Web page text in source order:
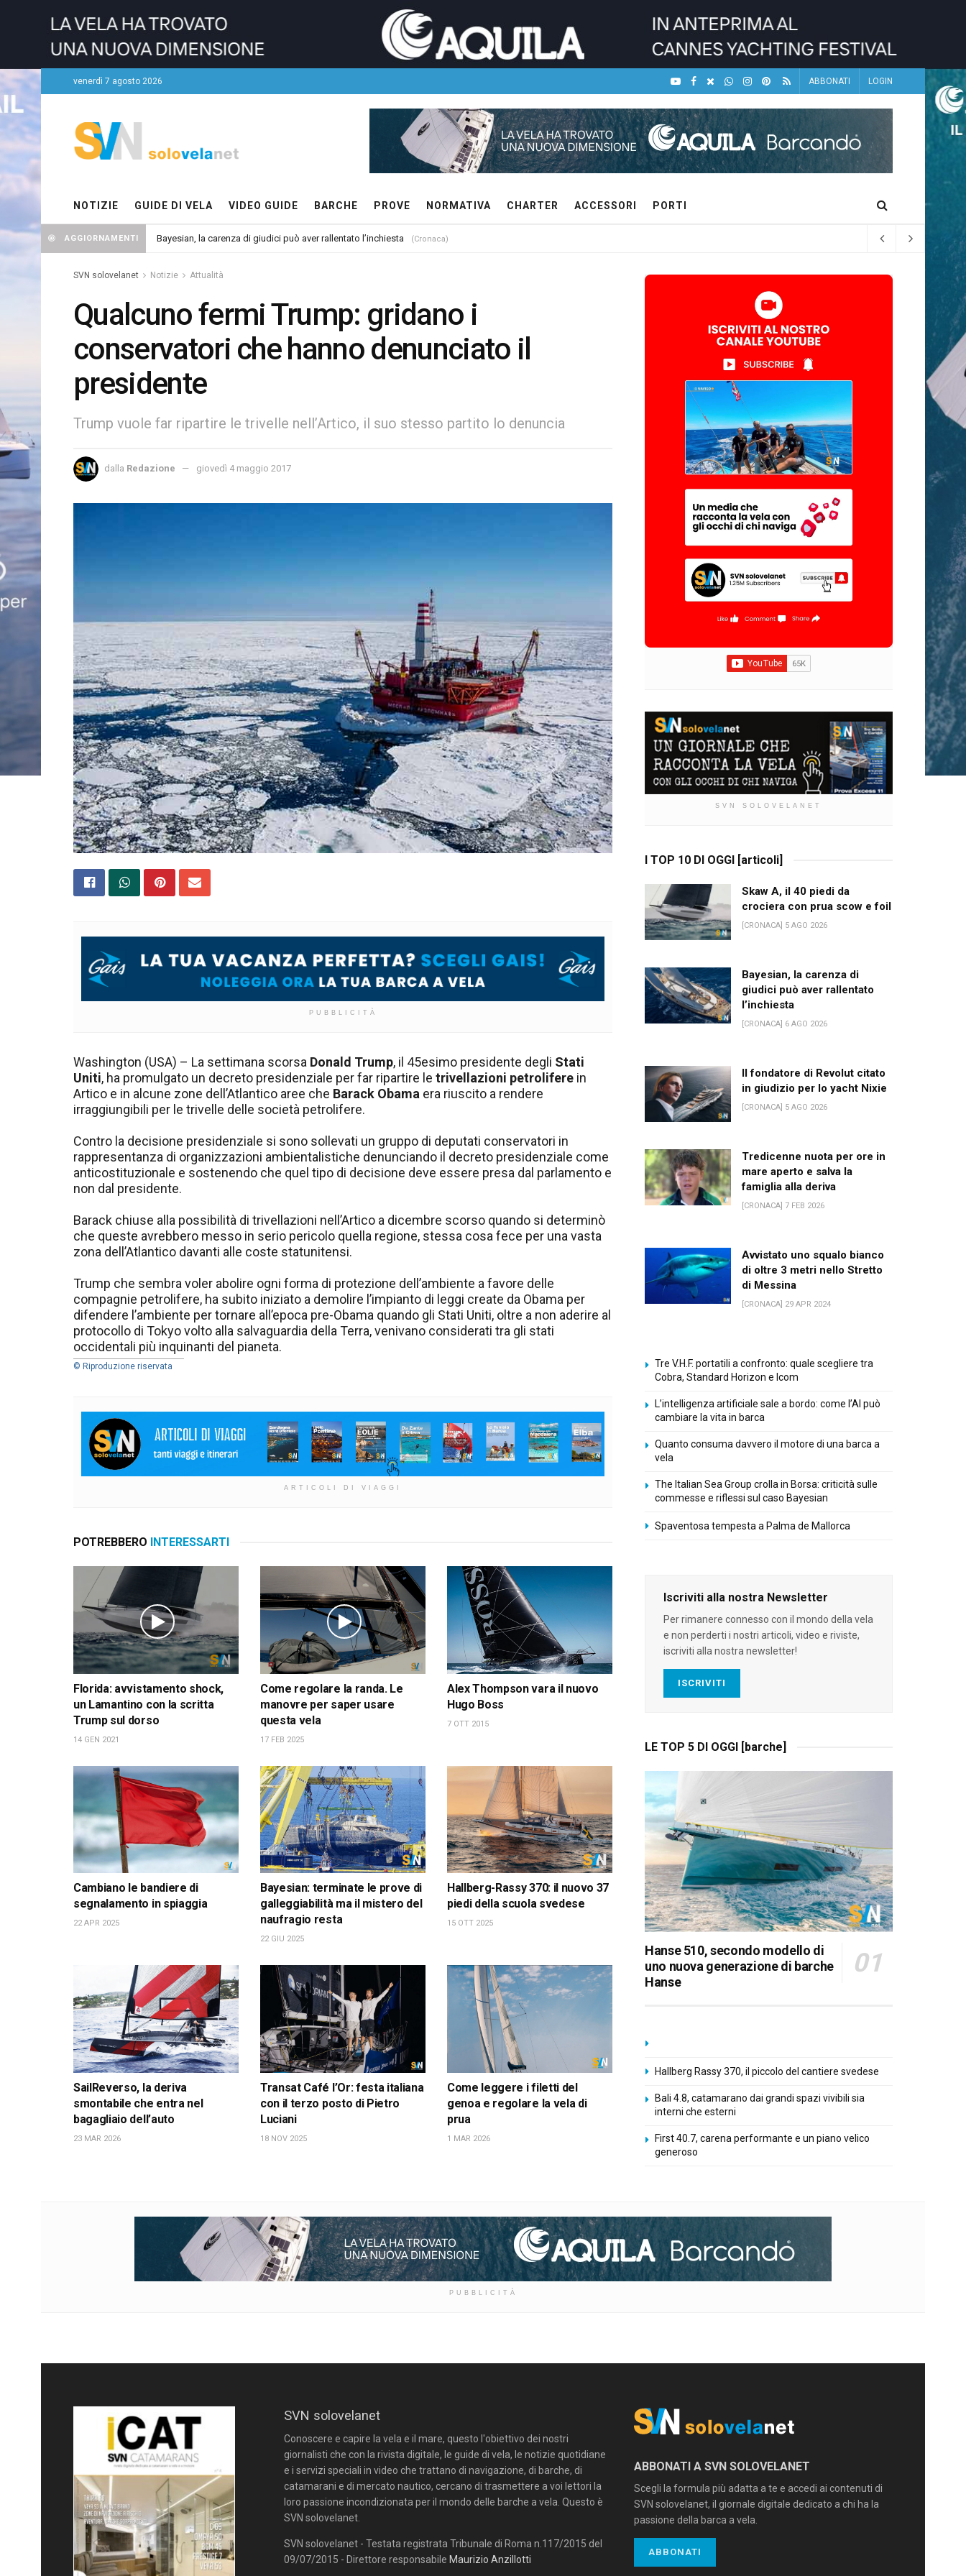
venerdì 7 agosto 2026 ABBONATI LOGIN
NOTIZIE GUIDE DI VELA VIDEO GUIDE BARCHE PROVE NORMATIVA CHARTER ACCESSORI PORTI
AGGIORNAMENTI Bayesian, la carenza di giudici può aver rallentato l’inchiesta (Cronaca)
SVN solovelanet Notizie Attualità
Qualcuno fermi Trump: gridano i
conservatori che hanno denunciato il
presidente
Trump vuole far ripartire le trivelle nell’Artico, il suo stesso partito lo denuncia
dalla Redazione giovedì 4 maggio 2017
PUBBLICITÀ
Washington (USA) – La settimana scorsa Donald Trump, il 45esimo presidente degli Stati
Uniti, ha promulgato un decreto presidenziale per far ripartire le trivellazioni petrolifere in
Artico e in alcune zone dell’Atlantico aree che Barack Obama era riuscito a rendere
irraggiungibili per le trivelle delle società petrolifere.
Contro la decisione presidenziale si sono sollevati un gruppo di deputati conservatori in
rappresentanza di organizzazioni ambientalistiche denunciando il decreto presidenziale come
anticostituzionale e sostenendo che quel tipo di decisione deve essere presa dal parlamento e
non dal presidente.
Barack chiuse alla possibilità di trivellazioni nell’Artico a dicembre scorso quando si determinò
che queste avrebbero messo in serio pericolo quella regione, stessa cosa fece per una vasta
zona dell’Atlantico davanti alle coste statunitensi.
Trump che sembra voler abolire ogni forma di protezione dell’ambiente a favore delle
compagnie petrolifere, ha subito iniziato a demolire l’impianto di leggi create da Obama per
difendere l’ambiente per tornare all’epoca pre-Obama quando gli Stati Uniti, oltre a non aderire al
protocollo di Tokyo volto alla salvaguardia della Terra, venivano considerati tra gli stati
occidentali più inquinanti del pianeta.
© Riproduzione riservata
ARTICOLI DI VIAGGI
POTREBBERO INTERESSARTI
Florida: avvistamento shock,
un Lamantino con la scritta
Trump sul dorso
14 GEN 2021
Come regolare la randa. Le
manovre per saper usare
questa vela
17 FEB 2025
Alex Thompson vara il nuovo
Hugo Boss
7 OTT 2015
Cambiano le bandiere di
segnalamento in spiaggia
22 APR 2025
Bayesian: terminate le prove di
galleggiabilità ma il mistero del
naufragio resta
22 GIU 2025
Hallberg-Rassy 370: il nuovo 37
piedi della scuola svedese
15 OTT 2025
SailReverso, la deriva
smontabile che entra nel
bagagliaio dell’auto
23 MAR 2026
Transat Café l’Or: festa italiana
con il terzo posto di Pietro
Luciani
18 NOV 2025
Come leggere i filetti del
genoa e regolare la vela di
prua
1 MAR 2026
SVN SOLOVELANET
I TOP 10 DI OGGI [articoli]
Skaw A, il 40 piedi da
crociera con prua scow e foil
[CRONACA] 5 AGO 2026
Bayesian, la carenza di
giudici può aver rallentato
l’inchiesta
[CRONACA] 6 AGO 2026
Il fondatore di Revolut citato
in giudizio per lo yacht Nixie
[CRONACA] 5 AGO 2026
Tredicenne nuota per ore in
mare aperto e salva la
famiglia alla deriva
[CRONACA] 7 FEB 2026
Avvistato uno squalo bianco
di oltre 3 metri nello Stretto
di Messina
[CRONACA] 29 APR 2024
Tre V.H.F. portatili a confronto: quale scegliere tra
Cobra, Standard Horizon e Icom
L’intelligenza artificiale sale a bordo: come l’AI può
cambiare la vita in barca
Quanto consuma davvero il motore di una barca a
vela
The Italian Sea Group crolla in Borsa: criticità sulle
commesse e riflessi sul caso Bayesian
Spaventosa tempesta a Palma de Mallorca
Iscriviti alla nostra Newsletter
Per rimanere connesso con il mondo della vela
e non perderti i nostri articoli, video e riviste,
iscriviti alla nostra newsletter!
ISCRIVITI
LE TOP 5 DI OGGI [barche]
Hanse 510, secondo modello di
uno nuova generazione di barche
Hanse
Hallberg Rassy 370, il piccolo del cantiere svedese
Bali 4.8, catamarano dai grandi spazi vivibili sia
interni che esterni
First 40.7, carena performante e un piano velico
generoso
PUBBLICITÀ
SVN solovelanet
Conoscere e capire la vela e il mare, questo l'obiettivo dei nostri
giornalisti che con la rivista digitale, le guide di vela, le notizie quotidiane
e i servizi speciali in video che trattano di navigazione, di barche, di
catamarani e di mercato nautico, cercano di trasmettere a voi lettori la
loro passione incondizionata per il mondo delle barche a vela. Questo è
SVN solovelanet.
SVN solovelanet - Testata registrata Tribunale di Roma n.117/2015 del
09/07/2015 - Direttore responsabile Maurizio Anzillotti
ABBONATI A SVN SOLOVELANET
Scegli la formula più adatta a te e accedi ai contenuti di
SVN solovelanet, il giornale digitale dedicato a chi ha la
passione della barca a vela.
ABBONATI